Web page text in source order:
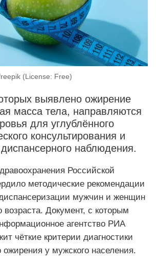
(License: Free)
выявлено ожирение
масса тела, направляются
для углублённого
консультирования и
наблюдения.
Российской
методические рекомендации
мужчин и женщин
возраста. Документ, с которым
агентство РИА
чёткие критерии диагностики
ожирения у мужского населения.